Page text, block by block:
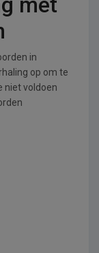
in
op om te
niet voldoen